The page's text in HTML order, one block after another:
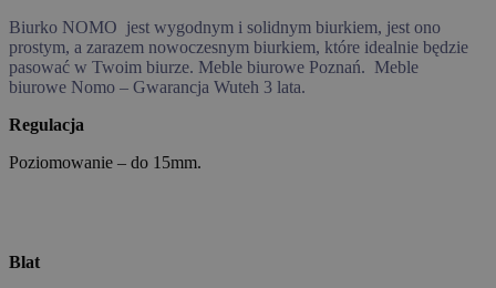
Biurko NOMO jest wygodnym i solidnym biurkiem, jest ono
prostym, a zarazem nowoczesnym biurkiem, które idealnie będzie
pasować w Twoim biurze. Meble biurowe Poznań. Meble
biurowe Nomo – Gwarancja Wuteh 3 lata.
Regulacja
Poziomowanie – do 15mm.
Blat